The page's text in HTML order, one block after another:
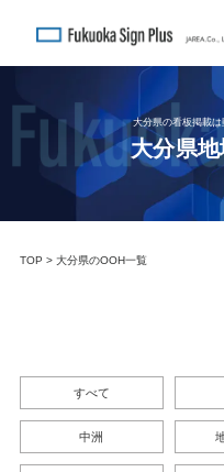
大分県の看板掲載
大分県
TOP > 大分県のOOH一覧
すべて
中洲